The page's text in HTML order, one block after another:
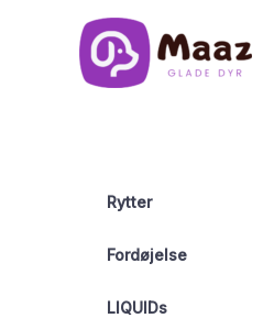
Rytter
Fordøjelse
LIQUIDs